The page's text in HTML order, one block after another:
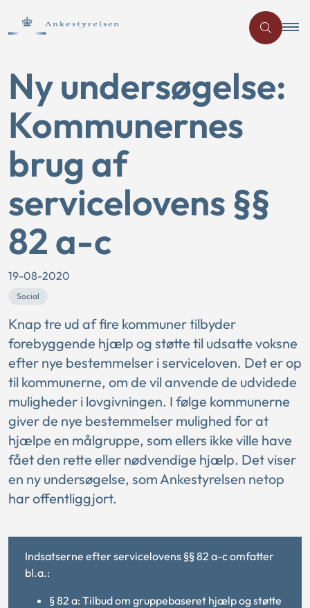
Ny undersøgelse:
Kommunernes
brug af
servicelovens §§
82 a-c
19-08-2020
Social
Knap tre ud af fire kommuner tilbyder
forebyggende hjælp og støtte til udsatte voksne
efter nye bestemmelser i serviceloven. Det er op
til kommunerne, om de vil anvende de udvidede
muligheder i lovgivningen. I følge kommunerne
giver de nye bestemmelser mulighed for at
hjælpe en målgruppe, som ellers ikke ville have
fået den rette eller nødvendige hjælp. Det viser
en ny undersøgelse, som Ankestyrelsen netop
har offentliggjort.
Indsatserne efter servicelovens §§ 82 a-c omfatter
bl.a.:
§ 82 a: Tilbud om gruppebaseret hjælp og støtte